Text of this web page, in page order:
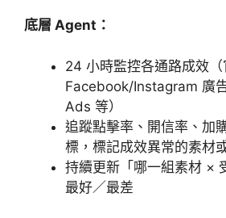
底層 Agent：
24 小時監控各通路成效（
Facebook/Instagram 廣
Ads 等）
追蹤點擊率、開信率、加
標，標記成效異常的素材
持續更新「哪一組素材 ×
最好／最差